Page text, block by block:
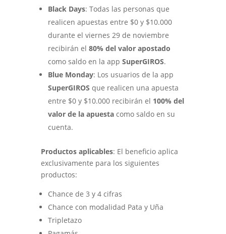
Black Days: Todas las personas que
realicen apuestas entre $0 y $10.000
durante el viernes 29 de noviembre
recibirán el 80% del valor apostado
como saldo en la app SuperGIROS.
Blue Monday: Los usuarios de la app
SuperGIROS que realicen una apuesta
entre $0 y $10.000 recibirán el 100% del
valor de la apuestacomo saldo en su
cuenta.
Productos aplicables: El beneficio aplica
exclusivamente para los siguientes
productos:
Chance de 3 y 4 cifras
Chance con modalidad Pata y Uña
Tripletazo